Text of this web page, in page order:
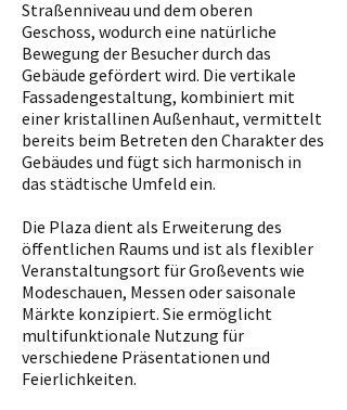
Straßenniveau und dem oberen
Geschoss, wodurch eine natürliche
Bewegung der Besucher durch das
Gebäude gefördert wird. Die vertikale
Fassadengestaltung, kombiniert mit
einer kristallinen Außenhaut, vermittelt
bereits beim Betreten den Charakter des
Gebäudes und fügt sich harmonisch in
das städtische Umfeld ein.
Die Plaza dient als Erweiterung des
öffentlichen Raums und ist als flexibler
Veranstaltungsort für Großevents wie
Modeschauen, Messen oder saisonale
Märkte konzipiert. Sie ermöglicht
multifunktionale Nutzung für
verschiedene Präsentationen und
Feierlichkeiten.